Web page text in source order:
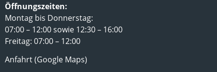
Öffnungszeiten:
Montag bis Donnerstag:
07:00 – 12:00 sowie 12:30 – 16:00
Freitag: 07:00 – 12:00
Anfahrt (Google Maps)